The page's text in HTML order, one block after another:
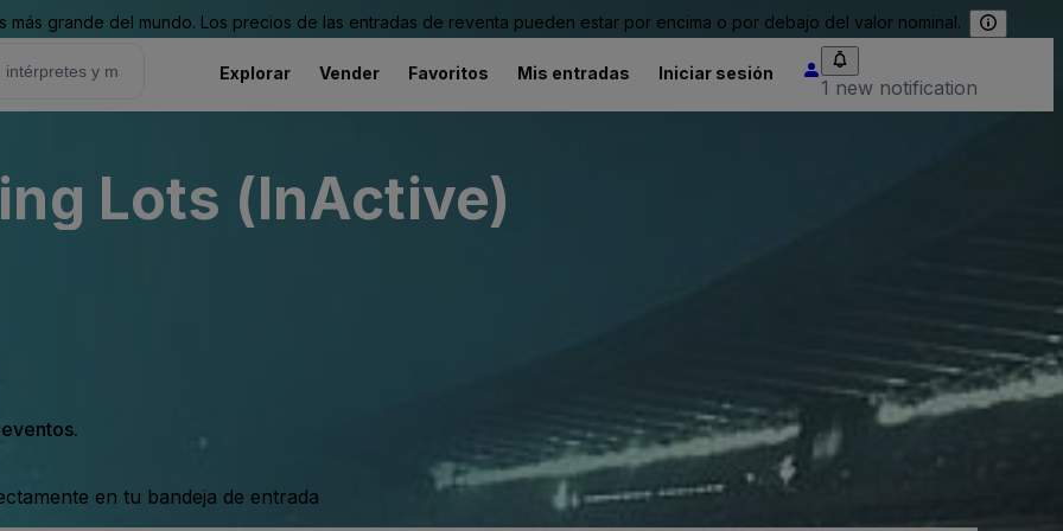
grande del mundo. Los precios de las entradas de reventa pueden estar por encima o por debajo del valor nominal.
Explorar Vender Favoritos Mis entradas Iniciar sesión
1 new notification
Lots (InActive)
en tu bandeja de entrada